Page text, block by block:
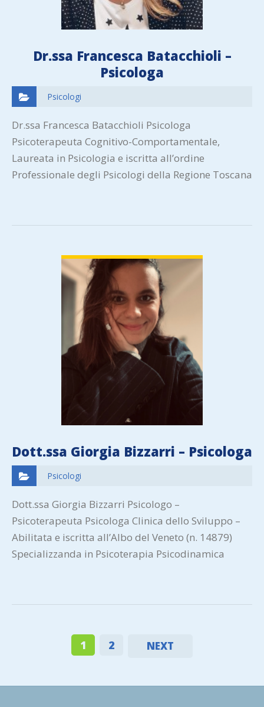
Dr.ssa Francesca Batacchioli –
Psicologa
Psicologi
Dr.ssa Francesca Batacchioli Psicologa
Psicoterapeuta Cognitivo-Comportamentale,
Laureata in Psicologia e iscritta all’ordine
Professionale degli Psicologi della Regione Toscana
Dott.ssa Giorgia Bizzarri – Psicologa
Psicologi
Dott.ssa Giorgia Bizzarri Psicologo –
Psicoterapeuta Psicologa Clinica dello Sviluppo –
Abilitata e iscritta all’Albo del Veneto (n. 14879)
Specializzanda in Psicoterapia Psicodinamica
1 2 NEXT